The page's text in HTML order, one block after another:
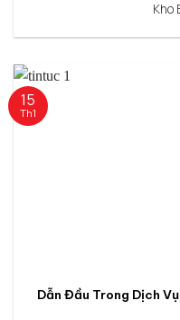
Kho
Dẫn Đầu Trong Dịch
15
Th1